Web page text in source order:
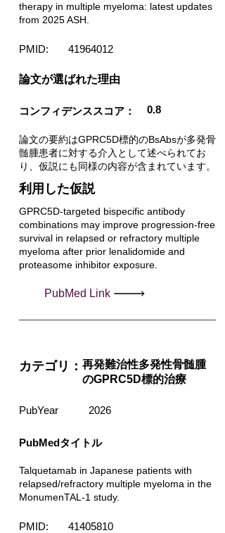
therapy in multiple myeloma: latest updates
from 2025 ASH.
PMID: 41964012
​論文が選ばれた理由
コンフィデンススコア： 0.8
論文の要約はGPRC5D標的のBsAbsが多発骨
髄腫患者に対する介入として述べられてお
り、仮説にも同様の内容が含まれています。
利用した仮説
GPRC5D-targeted bispecific antibody
combinations may improve progression-free
survival in relapsed or refractory multiple
myeloma after prior lenalidomide and
proteasome inhibitor exposure.
PubMed Link
カテゴリ： 再発難治性多発性骨髄腫
のGPRC5D標的治療
PubYear 2026
PubMedタイトル
Talquetamab in Japanese patients with
relapsed/refractory multiple myeloma in the
MonumenTAL-1 study.
PMID: 41405810